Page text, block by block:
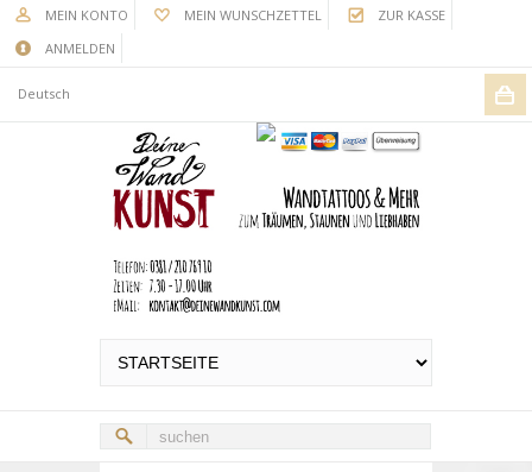
MEIN KONTO MEIN WUNSCHZETTEL
ZUR KASSE
ANMELDEN
Deutsch